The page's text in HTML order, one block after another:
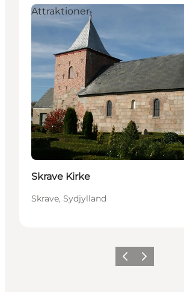
Attraktioner
Skrave Kirke
Skrave, Sydjylland
Forrige billede
Næste billede